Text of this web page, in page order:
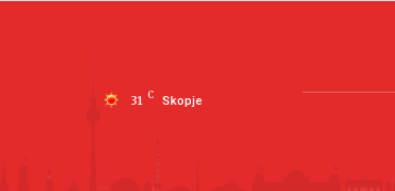
31 C Skopje